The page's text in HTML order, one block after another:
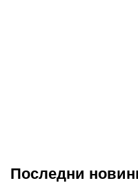
Последни